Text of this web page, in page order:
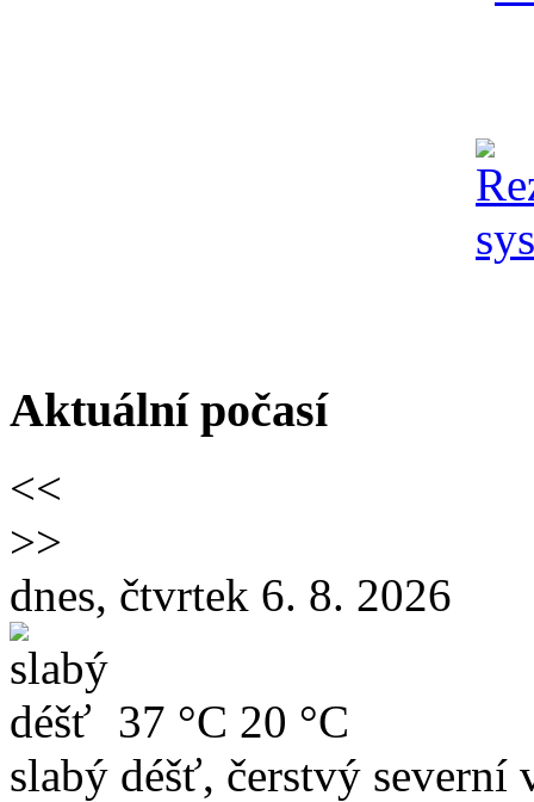
Aktuální počasí
<<
>>
dnes, čtvrtek 6. 8. 2026
37 °C 20 °C
slabý déšť, čerstvý severní